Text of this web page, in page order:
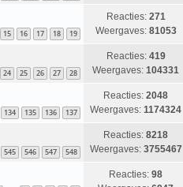
15 16 17 18 19
Reacties: 271
Weergaves: 81053
24 25 26 27 28
Reacties: 419
Weergaves: 104331
134 135 136 137
Reacties: 2048
Weergaves: 1174324
545 546 547 548
Reacties: 8218
Weergaves: 3755467
Reacties: 98